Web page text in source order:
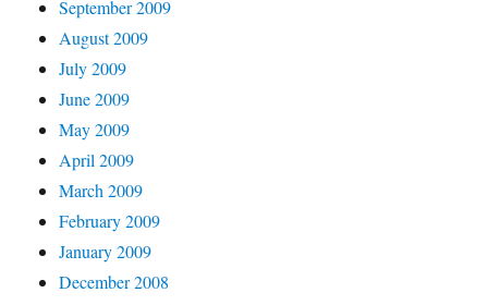
September 2009
August 2009
July 2009
June 2009
May 2009
April 2009
March 2009
February 2009
January 2009
December 2008